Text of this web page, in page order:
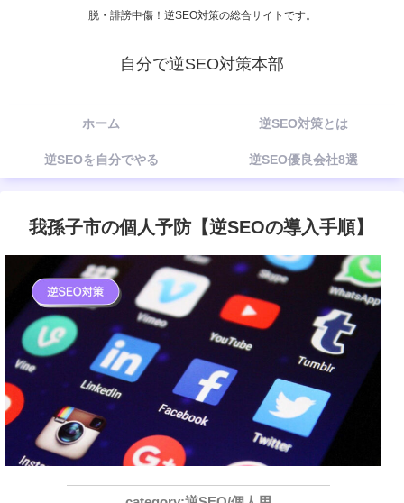
脱・誹謗中傷！逆SEO対策の総合サイトです。
自分で逆SEO対策本部
ホーム 逆SEO対策とは
逆SEOを自分でやる 逆SEO優良会社8選
我孫子市の個人予防【逆SEOの導入手順】